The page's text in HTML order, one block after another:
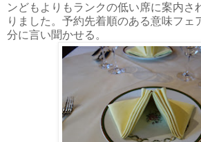
ンどもよりもランクの低い席に案内さ
りました。予約先着順のある意味フェ
分に言い聞かせる。